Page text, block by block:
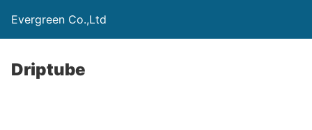
Evergreen Co.,Ltd
Driptube